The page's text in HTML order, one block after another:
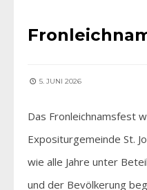
5. JUNI 2026
Das Fronleichnamsfest
Expositurgemeinde St.
wie alle Jahre unter
und der Bevölkerung